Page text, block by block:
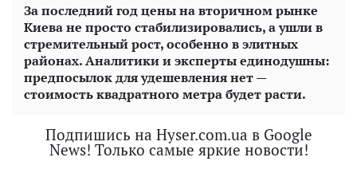
За последний год цены на вторичном рынке
Киева не просто стабилизировались, а ушли в
стремительный рост, особенно в элитных
районах. Аналитики и эксперты единодушны:
предпосылок для удешевления нет —
стоимость квадратного метра будет расти.
Подпишись на Hyser.com.ua в Google
News! Только самые яркие новости!